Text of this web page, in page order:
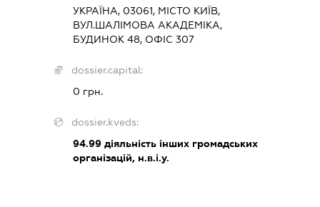
УКРАЇНА, 03061, МІСТО КИЇВ,
ВУЛ.ШАЛІМОВА АКАДЕМІКА,
БУДИНОК 48, ОФІС 307
dossier.capital:
0 грн.
dossier.kveds:
94.99 діяльність інших громадських
організацій, н.в.і.у.